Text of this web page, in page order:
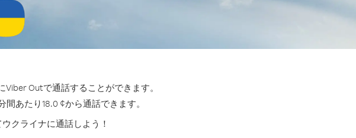
Outで通話することができます。
あたり18.0 ¢から通話できます。
クライナに通話しよう！